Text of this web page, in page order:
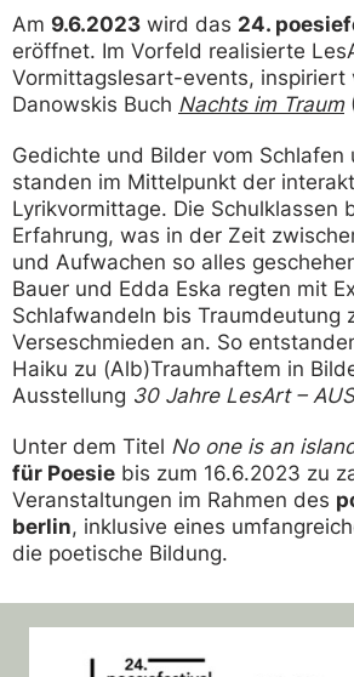
Am 9.6.2023 wird das 24.
eröffnet. Im Vorfeld realisierte
Vormittagslesart-events, inspiriert
Danowskis Buch Nachts im Traum
Gedichte und Bilder vom Schlafen
standen im Mittelpunkt der
Lyrikvormittage. Die Schulklassen
Erfahrung, was in der Zeit
und Aufwachen so alles
Bauer und Edda Eska regten mit
Schlafwandeln bis Traumdeutung
Verseschmieden an. So
Haiku zu (Alb)Traumhaftem in
Ausstellung 30 Jahre LesArt –
Unter dem Titel No one is an
für Poesie bis zum 16.6.2023 zu
Veranstaltungen im Rahmen des
berlin, inklusive eines
die poetische Bildung.